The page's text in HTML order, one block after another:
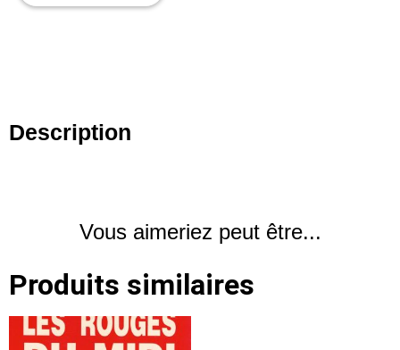
Description
Vous aimeriez peut être...
Produits similaires